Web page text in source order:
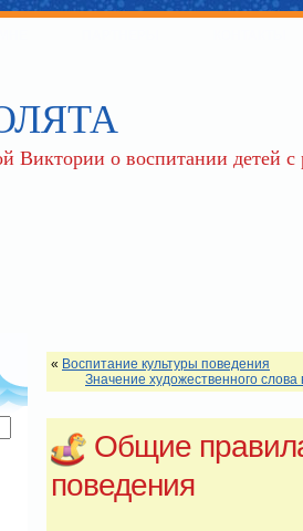
Виктории о воспитании детей
« Воспитание культуры поведения
Значение художественного
Общие
поведения